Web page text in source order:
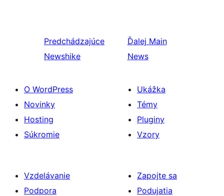
Predchádzajúce
Newshike
Ďalej Main
News
O WordPress
Novinky
Hosting
Súkromie
Ukážka
Témy
Pluginy
Vzory
Vzdelávanie
Podpora
Zapojte sa
Podujatia